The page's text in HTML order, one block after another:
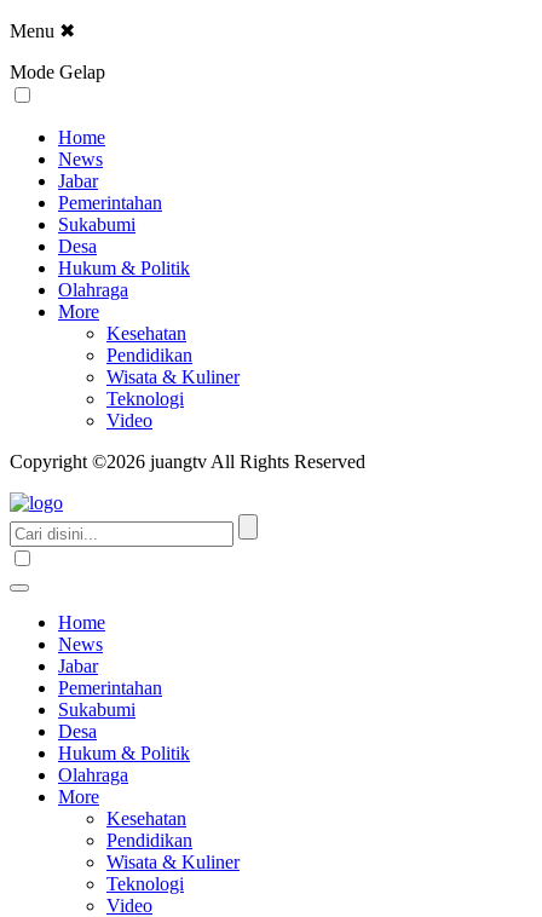
Menu ✖
Mode Gelap
Home
News
Jabar
Pemerintahan
Sukabumi
Desa
Hukum & Politik
Olahraga
More
Kesehatan
Pendidikan
Wisata & Kuliner
Teknologi
Video
Copyright ©2026 juangtv All Rights Reserved
Home
News
Jabar
Pemerintahan
Sukabumi
Desa
Hukum & Politik
Olahraga
More
Kesehatan
Pendidikan
Wisata & Kuliner
Teknologi
Video